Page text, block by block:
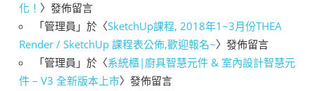
化！ 〉發佈留言
「管理員 」於〈SketchUp課程, 2018年1~3月份THEA
Render / SketchUp 課程表公佈,歡迎報名~〉發佈留言
「管理員 」於〈系統櫃|廚具智慧元件 & 室內設計智慧元
件 – V3 全新版本上市〉發佈留言